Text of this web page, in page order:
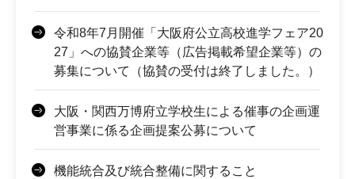
令和8年7月開催「大阪府公立高校進学フェア20
27」への協賛企業等（広告掲載希望企業等）の
募集について（協賛の受付は終了しました。）
大阪・関西万博府立学校生による催事の企画運
営事業に係る企画提案公募について
機能統合及び統合整備に関すること